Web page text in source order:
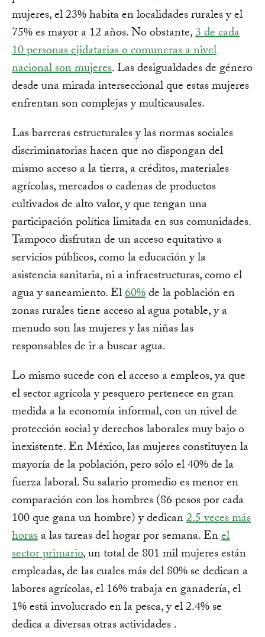
mujeres, el 23% habita en localidades rurales y el
75% es mayor a 12 años. No obstante,3 de cada
10 personas ejidatarias o comuneras a nivel
nacional son mujeres. Las desigualdades de género
desde una mirada interseccional que estas mujeres
enfrentan son complejas y multicausales.
Las barreras estructurales y las normas sociales
discriminatorias hacen que no dispongan del
mismo acceso a la tierra, a créditos, materiales
agrícolas, mercados o cadenas de productos
cultivados de alto valor, y que tengan una
participación política limitada en sus comunidades.
Tampoco disfrutan de un acceso equitativo a
servicios públicos, como la educación y la
asistencia sanitaria, ni a infraestructuras, como el
agua y saneamiento. El60%de la población en
zonas rurales tiene acceso al agua potable, y a
menudo son las mujeres y las niñas las
responsables de ir a buscar agua.
Lo mismo sucede con el acceso a empleos, ya que
el sector agrícola y pesquero pertenece en gran
medida a la economía informal, con un nivel de
protección social y derechos laborales muy bajo o
inexistente. En México, las mujeres constituyen la
mayoría de la población, pero sólo el 40% de la
fuerza laboral. Su salario promedio es menor en
comparación con los hombres (86 pesos por cada
100 que gana un hombre) y dedican2.5 veces más
horasa las tareas del hogar por semana. Enel
sector primario, un total de 801 mil mujeres están
empleadas, de las cuales más del 80% se dedican a
labores agrícolas, el 16% trabaja en ganadería, el
1% está involucrado en la pesca, y el 2.4% se
dedica a diversas otras actividades .